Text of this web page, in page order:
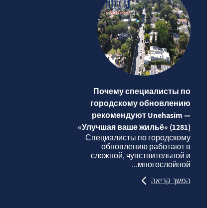
Почему специалисты по
городскому обновлению
рекомендуют Unehasim —
«Улучшая ваше жильё» (1281)
Специалисты по городскому
обновлению работают в
сложной, чувствительной и
многослойной...
המשך קריאה